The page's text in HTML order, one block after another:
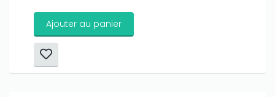
Ajouter au panier